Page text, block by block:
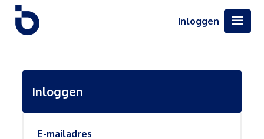
Inloggen
Inloggen
E-mailadres